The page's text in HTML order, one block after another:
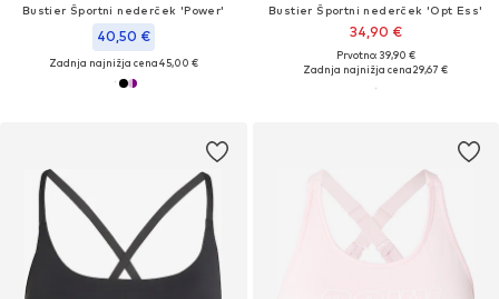
Bustier Športni nederček 'Power'
40,50 €
Zadnja najnižja cena45,00 €
Bustier Športni nederček 'Opt Ess'
34,90 €
Prvotno: 39,90 €
Zadnja najnižja cena29,67 €